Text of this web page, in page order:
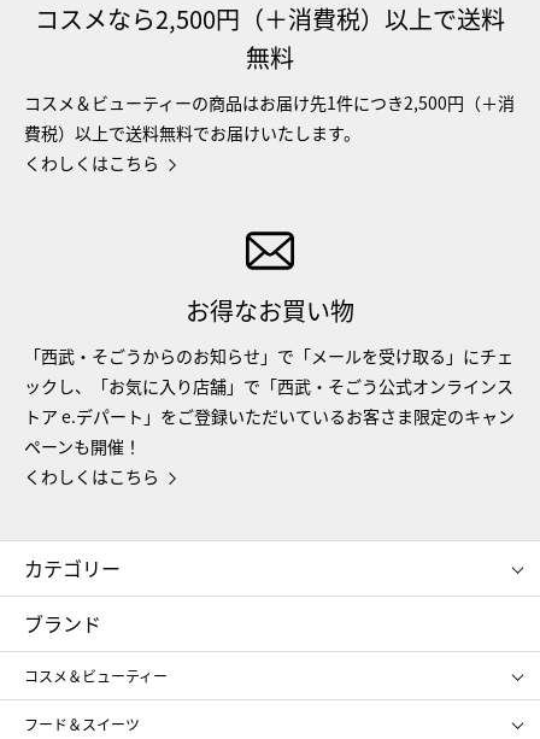
コスメなら2,500円（＋消費税）以上で送料
無料
コスメ＆ビューティーの商品はお届け先1件につき2,500円（＋消
費税）以上で送料無料でお届けいたします。
くわしくはこちら
お得なお買い物
「西武・そごうからのお知らせ」で「メールを受け取る」にチェ
ックし、「お気に入り店舗」で「西武・そごう公式オンラインス
トア e.デパート」をご登録いただいているお客さま限定のキャン
ペーンも開催！
くわしくはこちら
カテゴリー
コスメ＆ビューティー
ギフト
レディース
メンズ
スポーツ・アウトドア
ブランド
コスメ＆ビューティー
SHISEIDO
フード＆スイーツ